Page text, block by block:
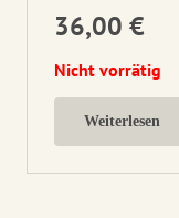
36,00 €
Nicht vorrätig
Weiterlesen